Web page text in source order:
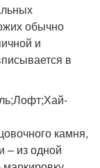
обычно
и
в
камня,
– из одной